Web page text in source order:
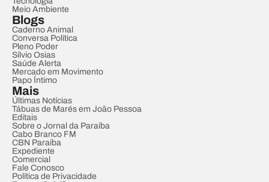
Meio Ambiente
Blogs
Caderno Animal
Conversa Política
Pleno Poder
Sílvio Osias
Saúde Alerta
Mercado em Movimento
Papo Íntimo
Mais
Últimas Notícias
Tábuas de Marés em João Pessoa
Editais
Sobre o Jornal da Paraíba
Cabo Branco FM
CBN Paraíba
Expediente
Comercial
Fale Conosco
Política de Privacidade